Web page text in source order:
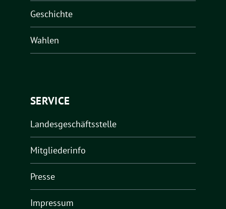
Geschichte
Wahlen
SERVICE
Landesgeschäftsstelle
Mitgliederinfo
Presse
Impressum